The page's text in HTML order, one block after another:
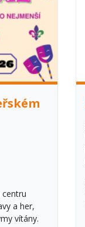
a her,
vítány.